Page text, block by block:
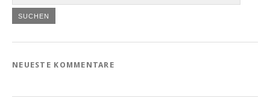
NEUESTE KOMMENTARE